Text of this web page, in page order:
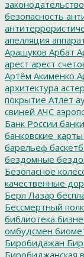
законодательство
безопасность
апелляция
Арашуков Арбат
арест арест
Артём Акименко
архитектура
покрытие Атлет
свиней АЧС
Банк России банки
банковские_карты
барельеф
бездомные
Безопасное
качественные
Берл Лазар
Бессмертный полк
библиотека
омбудсмен
Биробидажан
Биробиджанская